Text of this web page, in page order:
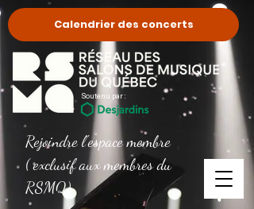
Calendrier des concerts
Soutenu par :
Rejoindre l'espace membre
( exclusif aux membres du
RSMQ)